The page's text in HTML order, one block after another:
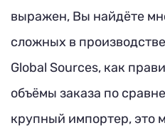
выражен, Вы найдёте
сложных в
Global Sources, как
объёмы заказа по
крупный импортер, это